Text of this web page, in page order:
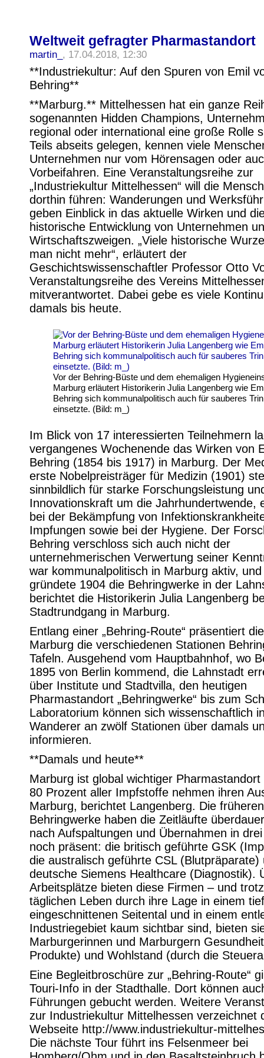
Weltweit gefragter Pharmastandort
martin_ , 17.04.2018, 12:30
**Industriekultur: Auf den Spuren von Emil
Behring**
**Marburg.** Mittelhessen hat ein ganze
sogenannten Hidden Champions,
regional oder international eine große Rolle
Teils abseits gelegen, kennen viele
Unternehmen nur vom Hörensagen oder
Vorbeifahren. Eine Veranstaltungsreihe zur
„Industriekultur Mittelhessen“ will die
dorthin führen: Wanderungen und
geben Einblick in das aktuelle Wirken und
historische Entwicklung von Unternehmen
Wirtschaftszweigen. „Viele historische
man nicht mehr“, erläutert der
Geschichtswissenschaftler Professor Otto
Veranstaltungsreihe des Vereins
mitverantwortet. Dabei gebe es viele
damals bis heute.
Vor der Behring-Büste und dem ehemaligen
Marburg erläutert Historikerin Julia Langenberg wie
Behring sich kommunalpolitisch auch für sauberes
einsetzte. (Bild: m_)
Im Blick von 17 interessierten Teilnehmern
vergangenes Wochenende das Wirken von
Behring (1854 bis 1917) in Marburg. Der
erste Nobelpreisträger für Medizin (1901)
sinnbildlich für starke Forschungsleistung
Innovationskraft um die Jahrhundertwende,
bei der Bekämpfung von
Impfungen sowie bei der Hygiene. Der
Behring verschloss sich auch nicht der
unternehmerischen Verwertung seiner
war kommunalpolitisch in Marburg aktiv,
gründete 1904 die Behringwerke in der
berichtet die Historikerin Julia Langenberg
Stadtrundgang in Marburg.
Entlang einer „Behring-Route“ präsentiert
Marburg die verschiedenen Stationen
Tafeln. Ausgehend vom Hauptbahnhof, wo
1895 von Berlin kommend, die Lahnstadt
über Institute und Stadtvilla, den heutigen
Pharmastandort „Behringwerke“ bis zum
Laboratorium können sich wissenschaftlich
Wanderer an zwölf Stationen über damals
informieren.
**Damals und heute**
Marburg ist global wichtiger Pharmastandort
80 Prozent aller Impfstoffe nehmen ihren
Marburg, berichtet Langenberg. Die früheren
Behringwerke haben die Zeitläufte
nach Aufspaltungen und Übernahmen in
noch präsent: die britisch geführte GSK
die australisch geführte CSL (Blutpräparate)
deutsche Siemens Healthcare (Diagnostik).
Arbeitsplätze bieten diese Firmen – und
täglichen Leben durch ihre Lage in einem tief
eingeschnittenen Seitental und in einem
Industriegebiet kaum sichtbar sind, bieten
Marburgerinnen und Marburgern
Produkte) und Wohlstand (durch die
Eine Begleitbroschüre zur „Behring-Route“
Touri-Info in der Stadthalle. Dort können
Führungen gebucht werden. Weitere
zur Industriekultur Mittelhessen verzeichnet
Webseite http://www.industriekultur-
Die nächste Tour führt ins Felsenmeer bei